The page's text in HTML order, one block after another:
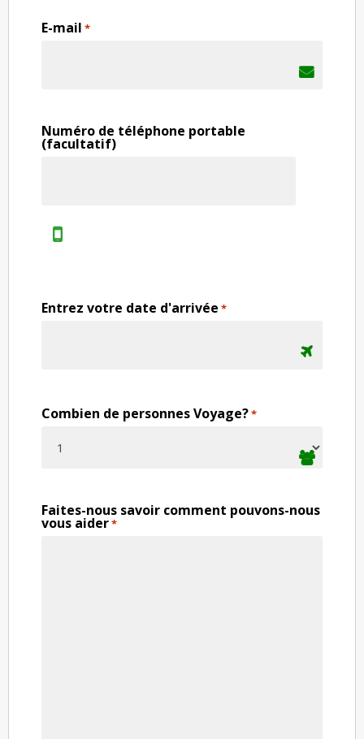
E-mail *
Numéro de téléphone portable
(facultatif)
Entrez votre date d'arrivée *
Combien de personnes Voyage?*
Faites-nous savoir comment pouvons-nous
vous aider*